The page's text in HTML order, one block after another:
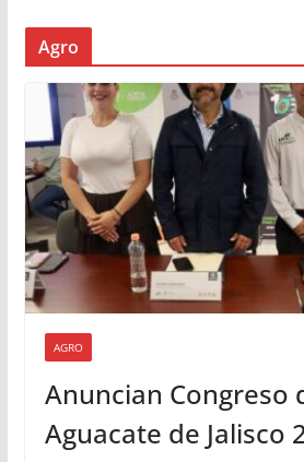
Agro
AGRO
Anuncian Congreso
Aguacate de Jalisco